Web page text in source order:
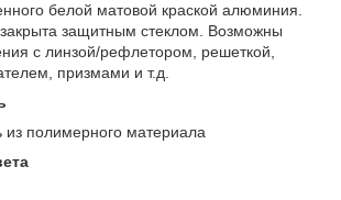
белой матовой краской алюминия.
защитным стеклом. Возможны
с линзой/рефлетором, решеткой,
призмами и т.д.
из полимерного материала